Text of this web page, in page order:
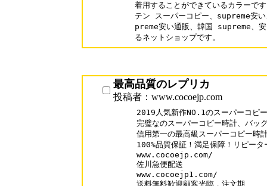
着用することができているカラーで
テン スーパーコピー、supreme安
preme安い通販、韓国 supreme、
最高品質のレプリカ
投稿者：www.cocoejp.com
2019人気新作NO.1のスーパーコピ
完璧なのスーパーコピー時計、バッ
信用第一の最高級スーパーコピー時
100%品質保証！満足保障！リピー
www.cocoejp.com/
佐川急便配送
www.cocoejp1.com/
送料無料歓迎顧客光臨，注文期